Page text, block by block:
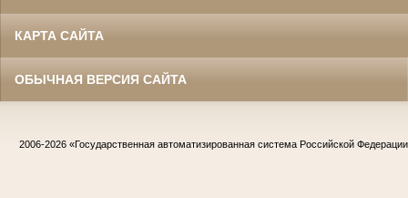
КАРТА САЙТА
ОБЫЧНАЯ ВЕРСИЯ САЙТА
2006-2026 «Государственная автоматизированная система Российской